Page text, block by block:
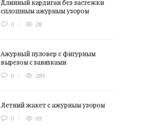
Длинный кардиган без застежки
сплошным ажурным узором
0 28
Ажурный пуловер с фигурным
вырезом с завязками
0 289
Летний жакет с ажурным узором
0 69